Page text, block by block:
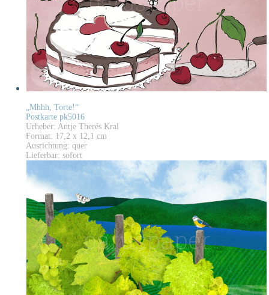
„Mhhh, Torte!“
Postkarte pk5016
Urheber: Antje Therés Kral
Format: 17,2 x 12,1 cm
Ausrichtung: quer
Lieferbar: sofort